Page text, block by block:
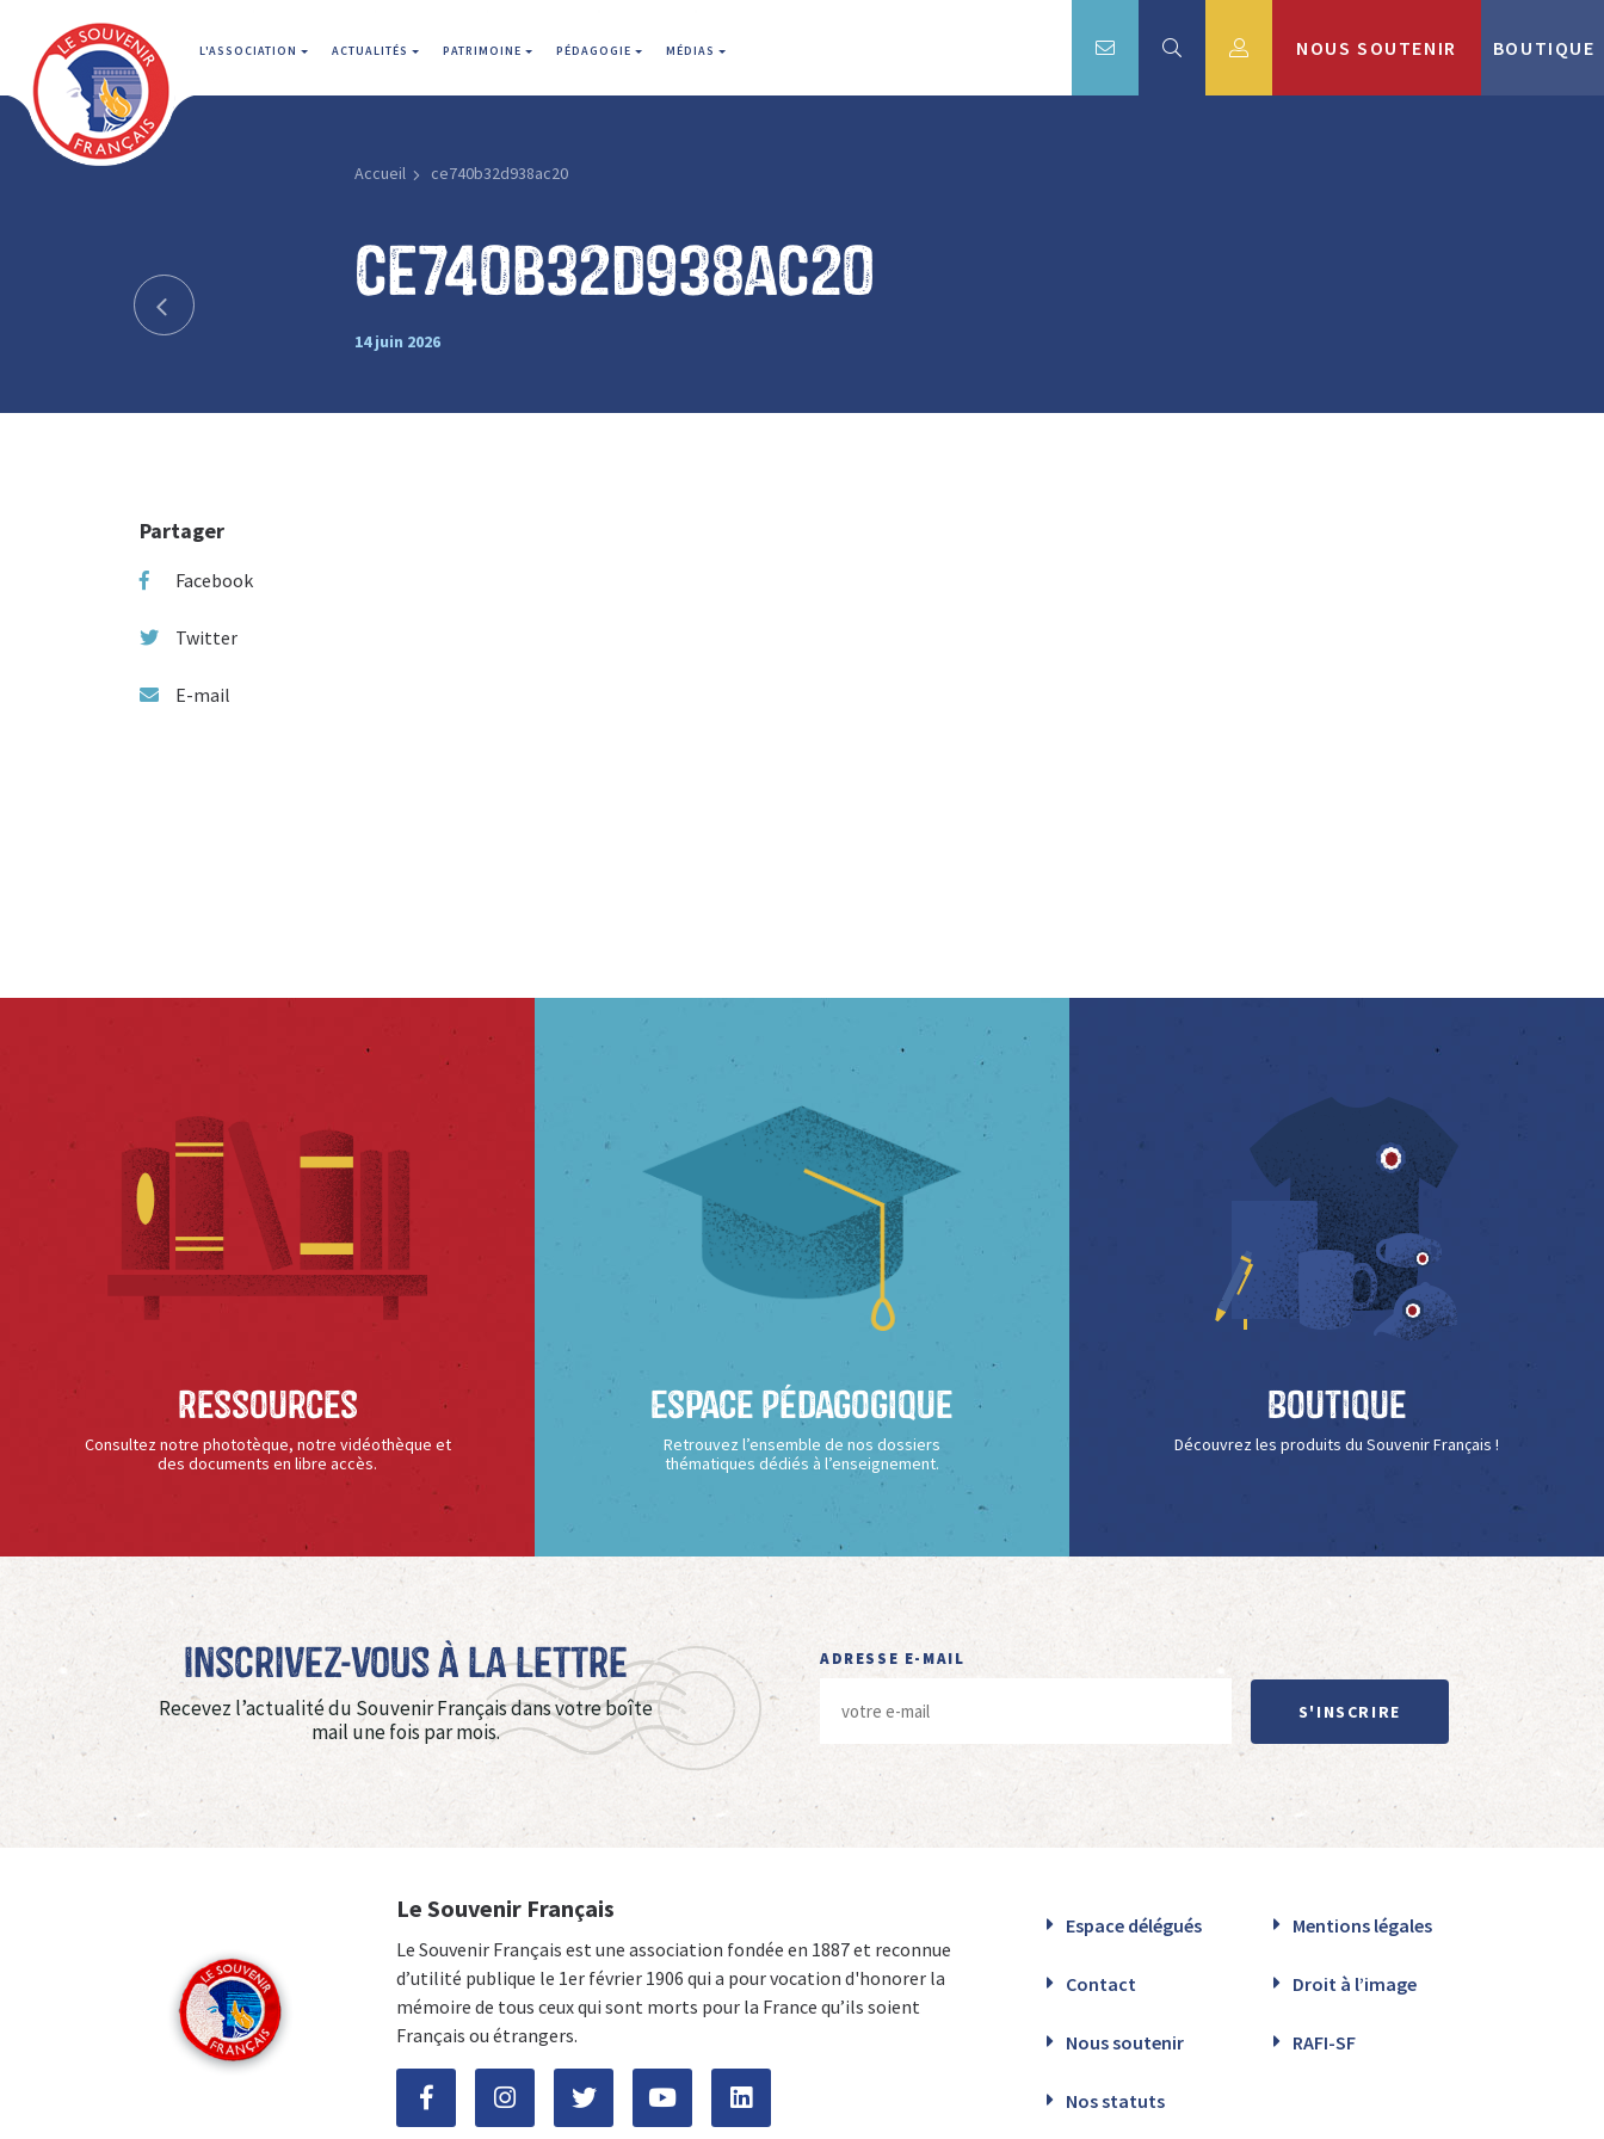
L'ASSOCIATION ACTUALITÉS PATRIMOINE PÉDAGOGIE MÉDIAS NOUS SOUTENIR BOUTIQUE
Accueil ce740b32d938ac20
ce740b32d938ac20
14 juin 2026
Partager
Facebook
Twitter
E-mail
Ressources
Consultez notre phototèque, notre vidéothèque et
des documents en libre accès.
Espace Pédagogique
Retrouvez l’ensemble de nos dossiers
thématiques dédiés à l’enseignement.
Boutique
Découvrez les produits du Souvenir Français !
Inscrivez-vous à La Lettre
Recevez l’actualité du Souvenir Français dans votre boîte
mail une fois par mois.
ADRESSE E-MAIL
S'INSCRIRE
Le Souvenir Français
Le Souvenir Français est une association fondée en 1887 et reconnue
d’utilité publique le 1er février 1906 qui a pour vocation d'honorer la
mémoire de tous ceux qui sont morts pour la France qu’ils soient
Français ou étrangers.
Espace délégués Mentions légales
Contact Droit à l’image
Nous soutenir RAFI-SF
Nos statuts